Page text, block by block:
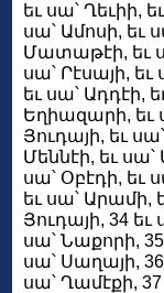
եւ սա՝ Ղեւիի,
սա՝ Ամոսի, եւ
Մատաթէի, եւ
սա՝ Րէսայի, եւ
եւ սա՝ Ադդէի,
Եղիազարի, եւ
Յուդայի, եւ
Մեննէի, եւ
սա՝ Օբէդի, եւ
եւ սա՝ Արամի,
Յուդայի, 34
սա՝ Նաքորի,
սա՝ Սաղայի,
սա՝ Ղամէքի,